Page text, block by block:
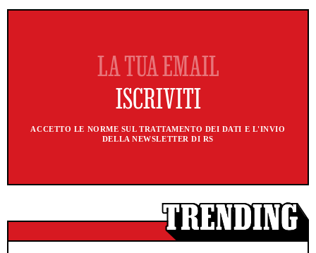
ACCETTO LE NORME SUL TRATTAMENTO DEI DATI E L'INVIO
DELLA NEWSLETTER DI RS